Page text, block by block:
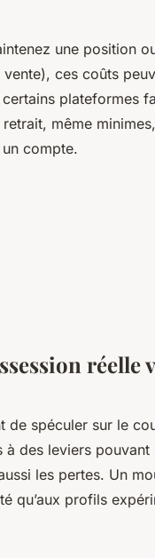
une position
ces coûts
plateformes
même
compte.
réelle
spéculer sur le
des leviers pouvant
les pertes. Un
qu’aux profils